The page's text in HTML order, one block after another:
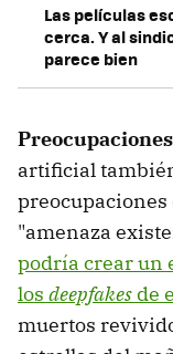
Las películas
cerca. Y al
parece bien
artificial
"amenaza
podría crear un
los deepfakes de
muertos